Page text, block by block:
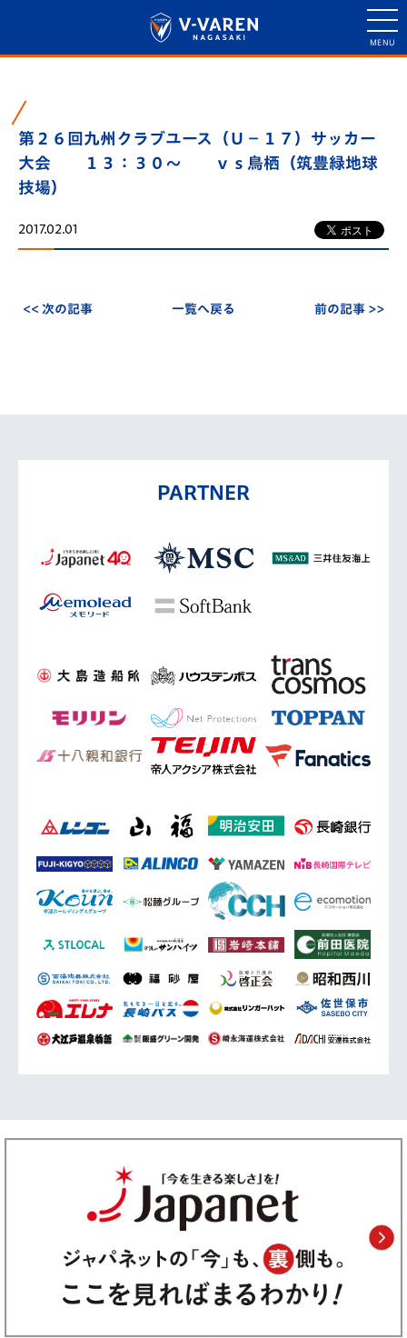
第２６回九州クラブユース（Ｕ－１７）サッカー
大会 １３：３０～ ｖｓ鳥栖（筑豊緑地球
技場）
2017.02.01
<< 次の記事 一覧へ戻る 前の記事 >>
PARTNER